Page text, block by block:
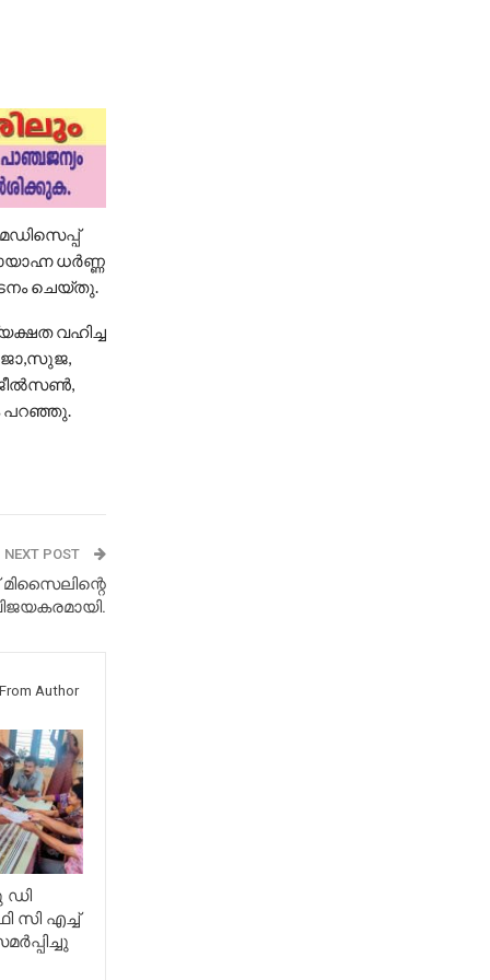
ധർണ്ണ
ചെയ്തു.
വഹിച്ച
പറഞ്ഞു.
NEXT POST
മിസൈലിന്റെ
Author
സി എച്ച്